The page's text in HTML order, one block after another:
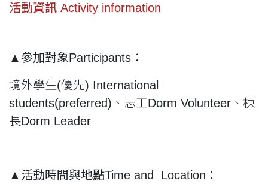
活動資訊 Activity information
▲ 參加對象Participants ：
境外學生(優先) International
students(preferred)、志工Dorm Volunteer、棟
長Dorm Leader
▲ 活動時間與地點Time and Location：